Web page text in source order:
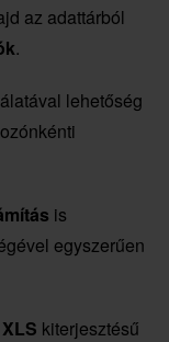
az adattárból
.
lehetőség
is
egyszerűen
XLS kiterjesztésű